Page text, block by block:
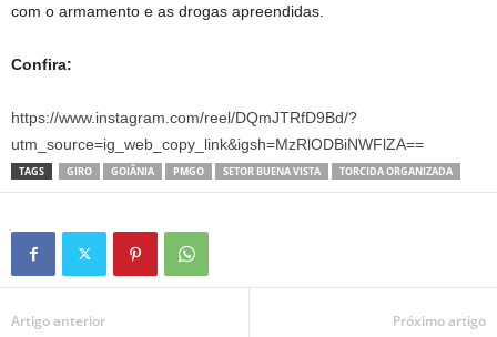
com o armamento e as drogas apreendidas.
Confira:
https://www.instagram.com/reel/DQmJTRfD9Bd/?
utm_source=ig_web_copy_link&igsh=MzRlODBiNWFlZA==
TAGS GIRO GOIÂNIA PMGO SETOR BUENA VISTA TORCIDA ORGANIZADA
Artigo anterior Próximo artigo